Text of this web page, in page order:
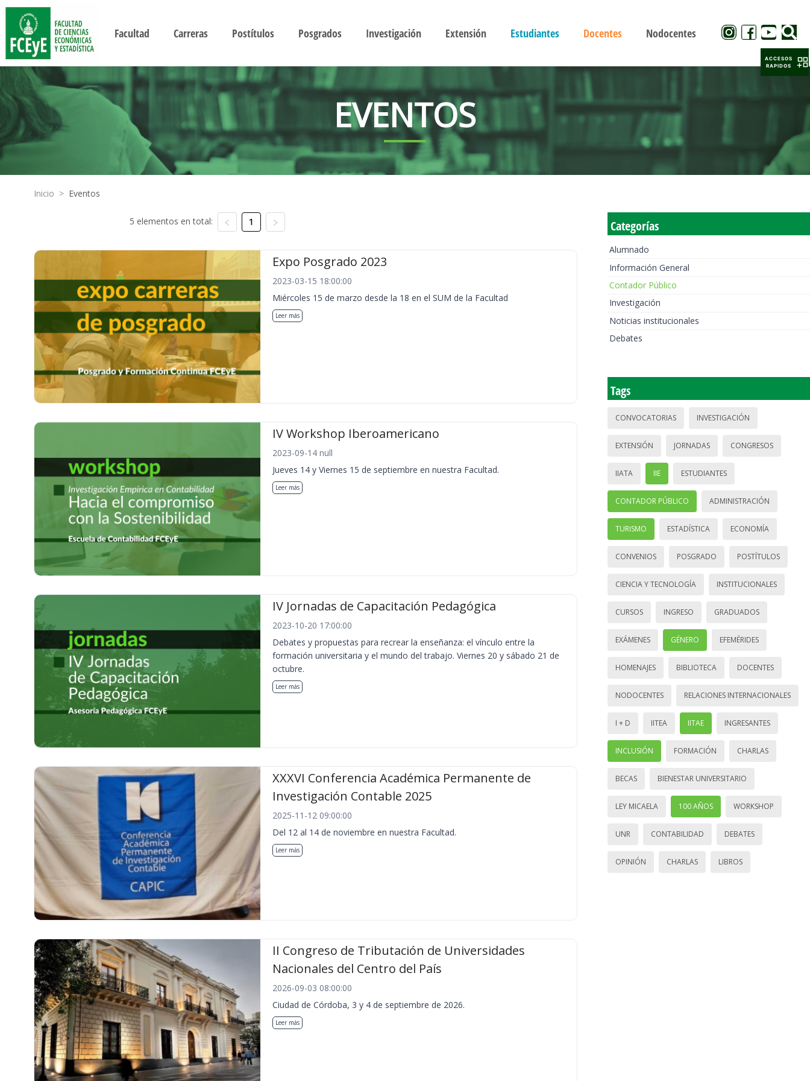
Facultad Carreras Postítulos Posgrados Investigación Extensión Estudiantes Docentes Nodocentes
EVENTOS
Inicio > Eventos
5 elementos en total: 1
Expo Posgrado 2023
2023-03-15 18:00:00
Miércoles 15 de marzo desde la 18 en el SUM de la Facultad
Leer más
IV Workshop Iberoamericano
2023-09-14 null
Jueves 14 y Viernes 15 de septiembre en nuestra Facultad.
Leer más
IV Jornadas de Capacitación Pedagógica
2023-10-20 17:00:00
Debates y propuestas para recrear la enseñanza: el vínculo entre la
formación universitaria y el mundo del trabajo. Viernes 20 y sábado 21 de
octubre.
Leer más
XXXVI Conferencia Académica Permanente de
Investigación Contable 2025
2025-11-12 09:00:00
Del 12 al 14 de noviembre en nuestra Facultad.
Leer más
II Congreso de Tributación de Universidades
Nacionales del Centro del País
2026-09-03 08:00:00
Ciudad de Córdoba, 3 y 4 de septiembre de 2026.
Leer más
Categorías
Alumnado
Información General
Contador Público
Investigación
Noticias institucionales
Debates
Tags
CONVOCATORIAS INVESTIGACIÓN
EXTENSIÓN JORNADAS CONGRESOS
IIATA IIE ESTUDIANTES
CONTADOR PÚBLICO ADMINISTRACIÓN
TURISMO ESTADÍSTICA ECONOMÍA
CONVENIOS POSGRADO POSTÍTULOS
CIENCIA Y TECNOLOGÍA INSTITUCIONALES
CURSOS INGRESO GRADUADOS
EXÁMENES GÉNERO EFEMÉRIDES
HOMENAJES BIBLIOTECA DOCENTES
NODOCENTES RELACIONES INTERNACIONALES
I + D IITEA IITAE INGRESANTES
INCLUSIÓN FORMACIÓN CHARLAS
BECAS BIENESTAR UNIVERSITARIO
LEY MICAELA 100 AÑOS WORKSHOP
UNR CONTABILIDAD DEBATES
OPINIÓN CHARLAS LIBROS
ACCESOS
RAPIDOS